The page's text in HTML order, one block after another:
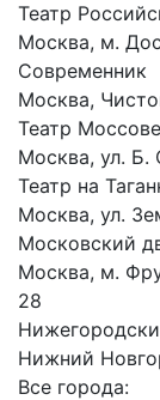
Театр
Москва, м.
Современник
Москва,
Театр
Москва, ул. Б.
Театр на
Москва, ул.
Московский
Москва, м.
28
Нижний
Все города: